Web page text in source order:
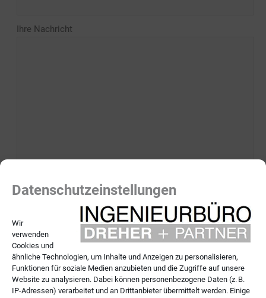
Datenschutzeinstellungen
Wir
verwenden
Cookies und
ähnliche Technologien, um Inhalte und Anzeigen zu personalisieren,
Funktionen für soziale Medien anzubieten und die Zugriffe auf unsere
Website zu analysieren. Dabei können personenbezogene Daten (z. B.
IP-Adressen) verarbeitet und an Drittanbieter übermittelt werden. Einige
Ihre Nachricht
Spamschutz: Wieviel ist drei minus zwei? (Bitte Zahl
eingeben)
Ich stimme zu, dass meine Angaben aus dem
Kontaktformular zur Beantwortung meiner Anfrage erhoben